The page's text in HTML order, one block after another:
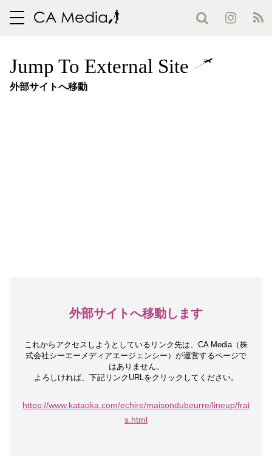
toggle
Jump To External Site
外部サイトへ移動
外部サイトへ移動します
これからアクセスしようとしているリンク先は、 CA Media（株
式会社シーエーメディアエージェンシー）が運営するページで
はありません。
よろしければ、下記リンクURLをクリックしてください。
https://www.kataoka.com/echire/maisondubeurre/lineup/frai
s.html